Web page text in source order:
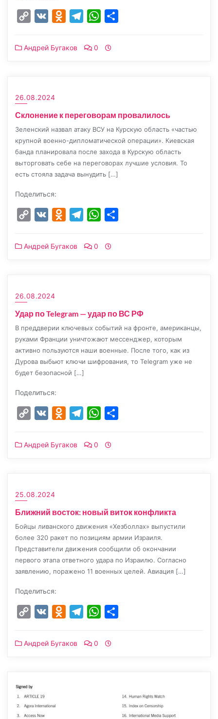
Copy
VK Odnoklassniki
TelegramWhatsApp
Андрей Бугаков 0
26.08.2024
Склонение к переговорам провалилось
Зеленский назвал атаку ВСУ на Курскую область «частью
крупной военно-дипломатической операции». Киевская
банда планировала после захода в Курскую область
выторговать себе на переговорах лучшие условия. То
есть стояла задача вынудить […]
Поделиться:
Copy
VK Odnoklassniki
TelegramWhatsApp
Андрей Бугаков 0
26.08.2024
Удар по Telegram — удар по ВС РФ
В преддверии ключевых событий на фронте, американцы,
руками Франции уничтожают мессенджер, которым
активно пользуются наши военные. После того, как из
Дурова выбьют ключи шифрования, то Telegram уже не
будет безопасной […]
Поделиться:
Copy
VK Odnoklassniki
TelegramWhatsApp
Андрей Бугаков 0
25.08.2024
Ближний восток: новый виток конфликта
Бойцы ливанского движения «Хезболлах» выпустили
более 320 ракет по позициям армии Израиля.
Представители движения сообщили об окончании
первого этапа ответного удара по Израилю. Согласно
заявлению, поражено 11 военных целей. Авиация […]
Поделиться:
Copy
VK Odnoklassniki
TelegramWhatsApp
Андрей Бугаков 0